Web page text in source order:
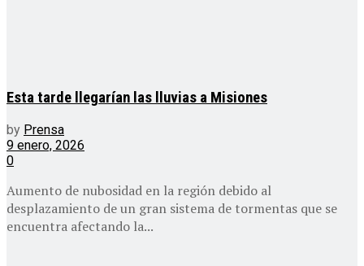
Esta tarde llegarían las lluvias a Misiones
by Prensa
9 enero, 2026
0
Aumento de nubosidad en la región debido al
desplazamiento de un gran sistema de tormentas que se
encuentra afectando la...